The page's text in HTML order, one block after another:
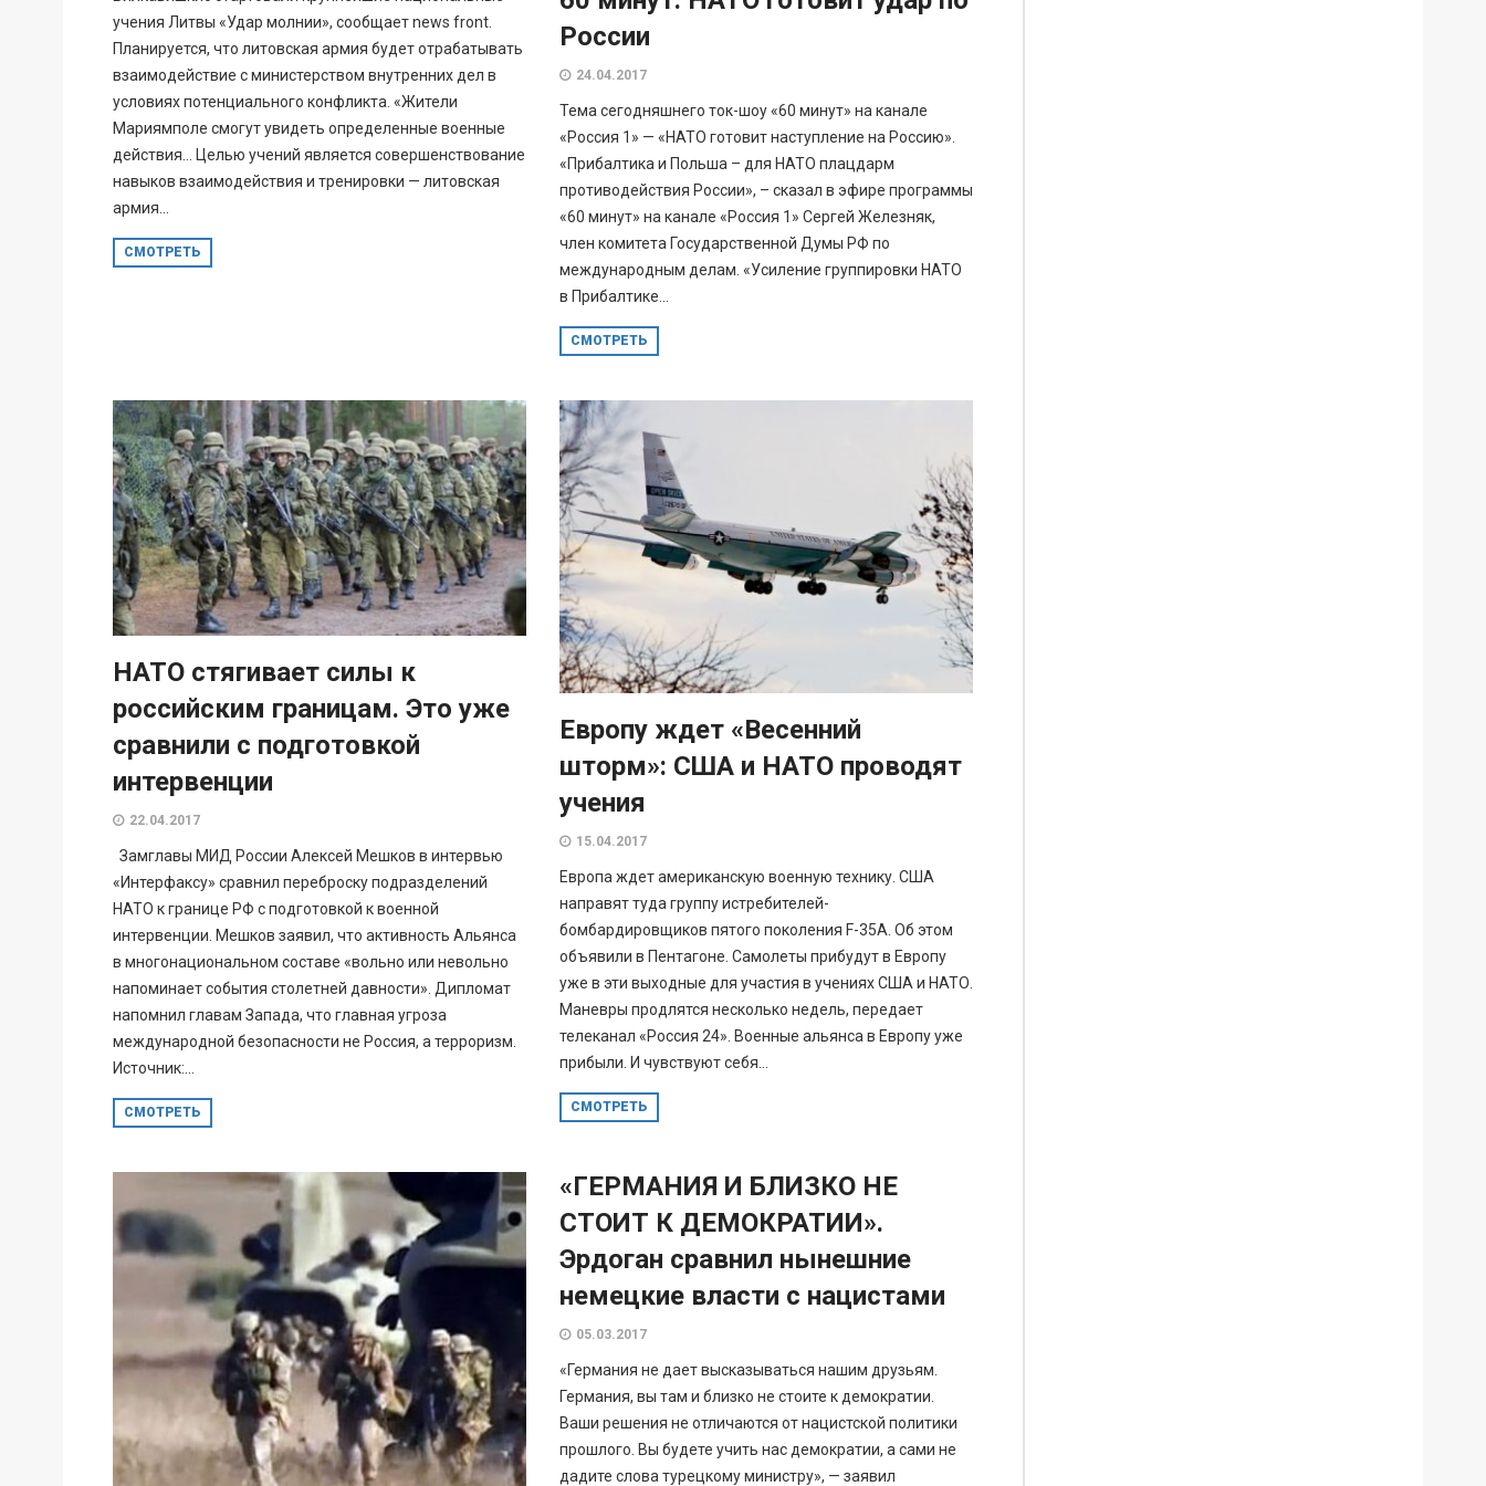
учения Литвы «Удар молнии», сообщает news front.
Планируется, что литовская армия будет отрабатывать
взаимодействие с министерством внутренних дел в
условиях потенциального конфликта. «Жители
Мариямполе смогут увидеть определенные военные
действия… Целью учений является совершенствование
навыков взаимодействия и тренировки — литовская
армия...
СМОТРЕТЬ
России
24.04.2017
Тема сегодняшнего ток-шоу «60 минут» на канале
«Россия 1» — «НАТО готовит наступление на Россию».
«Прибалтика и Польша – для НАТО плацдарм
противодействия России», – сказал в эфире программы
«60 минут» на канале «Россия 1» Сергей Железняк,
член комитета Государственной Думы РФ по
международным делам. «Усиление группировки НАТО
в Прибалтике...
СМОТРЕТЬ
НАТО стягивает силы к
российским границам. Это уже
сравнили с подготовкой
интервенции
22.04.2017
Замглавы МИД России Алексей Мешков в интервью
«Интерфаксу» сравнил переброску подразделений
НАТО к границе РФ с подготовкой к военной
интервенции. Мешков заявил, что активность Альянса
в многонациональном составе «вольно или невольно
напоминает события столетней давности». Дипломат
напомнил главам Запада, что главная угроза
международной безопасности не Россия, а терроризм.
Источник:...
СМОТРЕТЬ
Европу ждет «Весенний
шторм»: США и НАТО проводят
учения
15.04.2017
Европа ждет американскую военную технику. США
направят туда группу истребителей-
бомбардировщиков пятого поколения F-35A. Об этом
объявили в Пентагоне. Самолеты прибудут в Европу
уже в эти выходные для участия в учениях США и НАТО.
Маневры продлятся несколько недель, передает
телеканал «Россия 24». Военные альянса в Европу уже
прибыли. И чувствуют себя...
СМОТРЕТЬ
«ГЕРМАНИЯ И БЛИЗКО НЕ
СТОИТ К ДЕМОКРАТИИ».
Эрдоган сравнил нынешние
немецкие власти с нацистами
05.03.2017
«Германия не дает высказываться нашим друзьям.
Германия, вы там и близко не стоите к демократии.
Ваши решения не отличаются от нацистской политики
прошлого. Вы будете учить нас демократии, а сами не
дадите слова турецкому министру», — заявил